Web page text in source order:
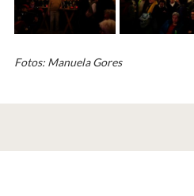
Fotos: Manuela Gores